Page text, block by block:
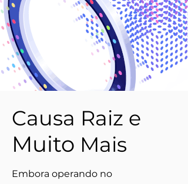
Causa Raiz e
Muito Mais
Embora operando no